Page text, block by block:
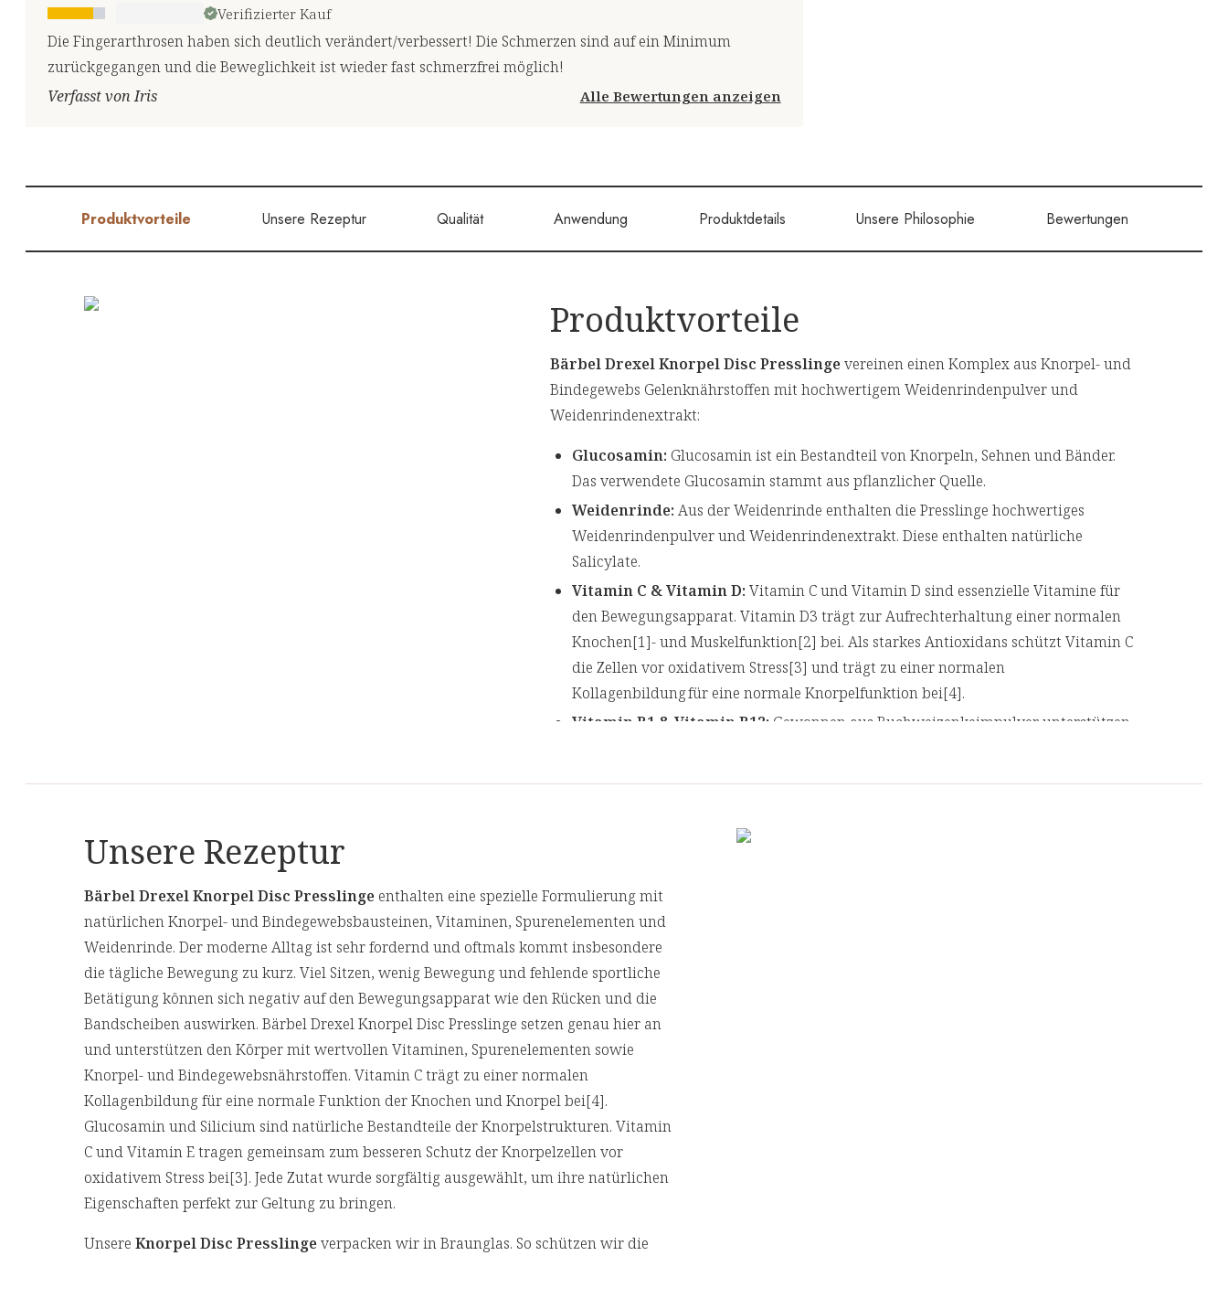
Verifizierter Kauf
Die Fingerarthrosen haben sich deutlich verändert/verbessert! Die Schmerzen sind auf ein Minimum
zurückgegangen und die Beweglichkeit ist wieder fast schmerzfrei möglich!
Verfasst von Iris
Alle Bewertungen anzeigen
Produktvorteile Unsere Rezeptur Qualität Anwendung Produktdetails Unsere Philosophie Bewertungen
Produktvorteile
Bärbel Drexel Knorpel Disc Presslingevereinen einen Komplex aus Knorpel- und
Bindegewebs Gelenknährstoffen mit hochwertigem Weidenrindenpulver und
Weidenrindenextrakt:
Glucosamin: Glucosamin ist ein Bestandteil von Knorpeln, Sehnen und Bänder.
Das verwendete Glucosamin stammt aus pflanzlicher Quelle.
Weidenrinde: Aus der Weidenrinde enthalten die Presslinge hochwertiges
Weidenrindenpulver und Weidenrindenextrakt. Diese enthalten natürliche
Salicylate.
Vitamin C & Vitamin D: Vitamin C und Vitamin D sind essenzielle Vitamine für
den Bewegungsapparat. Vitamin D3 trägt zur Aufrechterhaltung einer normalen
Knochen[1]- und Muskelfunktion[2] bei. Als starkes Antioxidans schützt Vitamin C
die Zellen vor oxidativem Stress[3] und trägt zu einer normalen
Kollagenbildung für eine normale Knorpelfunktion bei[4].
Vitamin B1 & Vitamin B12: Gewonnen aus Buchweizenkeimpulver unterstützen
Organismus. Kupfer trägt zur Erhaltung eines normalen Bindegewebes bei[9] und
Silicium: Silicium ist von Natur aus Bestandteil des Binde- und Stützgewebes. Es
kommt in den Knorpeln, den Bandscheiben, den Sehnen und in den Knochen vor.
Das verwendete Silicium stammt aus Bambusextrakt.
Unsere Rezeptur
Bärbel Drexel Knorpel Disc Presslinge enthalten eine spezielle Formulierung mit
natürlichen Knorpel- und Bindegewebsbausteinen, Vitaminen, Spurenelementen und
Weidenrinde. Der moderne Alltag ist sehr fordernd und oftmals kommt insbesondere
die tägliche Bewegung zu kurz. Viel Sitzen, wenig Bewegung und fehlende sportliche
Betätigung können sich negativ auf den Bewegungsapparat wie den Rücken und die
Bandscheiben auswirken. Bärbel Drexel Knorpel Disc Presslinge setzen genau hier an
und unterstützen den Körper mit wertvollen Vitaminen, Spurenelementen sowie
Knorpel- und Bindegewebsnährstoffen. Vitamin C trägt zu einer normalen
Kollagenbildung für eine normale Funktion der Knochen und Knorpel bei[4].
Glucosamin und Silicium sind natürliche Bestandteile der Knorpelstrukturen. Vitamin
C und Vitamin E tragen gemeinsam zum besseren Schutz der Knorpelzellen vor
oxidativem Stress bei[3]. Jede Zutat wurde sorgfältig ausgewählt, um ihre natürlichen
Eigenschaften perfekt zur Geltung zu bringen.
Unsere Knorpel Disc Presslingeverpacken wir in Braunglas. So schützen wir die